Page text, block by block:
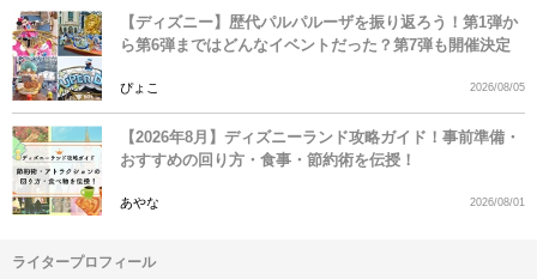
【ディズニー】歴代パルパルーザを振り返ろう！第1弾か
ら第6弾まではどんなイベントだった？第7弾も開催決定
ぴょこ 2026/08/05
【2026年8月】ディズニーランド攻略ガイド！事前準備・
おすすめの回り方・食事・節約術を伝授！
あやな 2026/08/01
ライタープロフィール